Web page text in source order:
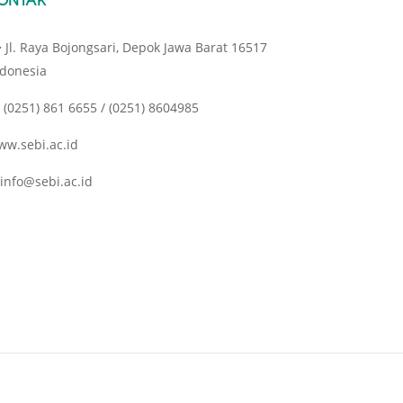
Jl. Raya Bojongsari, Depok Jawa Barat 16517
(0251) 861 6655 / (0251) 8604985
info@sebi.ac.id